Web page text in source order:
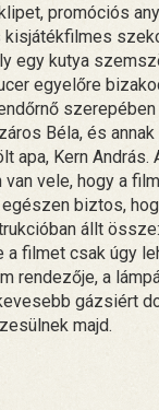
promóciós
egy kutya
egyelőre
Béla, és annak
Kern András.
vele, hogy a
biztos,
állt
filmet csak úgy
rendezője, a
gázsiért
majd.